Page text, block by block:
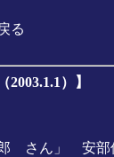
る
2003.1.1）】
郎 さん」 安部